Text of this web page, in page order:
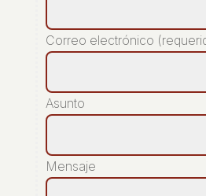
Correo electrónico
Asunto
Mensaje